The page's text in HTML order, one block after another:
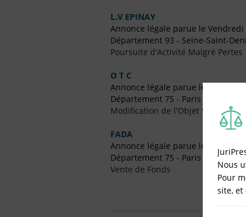
L.V EPINAY
Annonce légale parue le Vendredi
Département 93 - Seine-Saint-
Poursuite d'Activité Malgré Pertes
O T C
Annonce légale parue le Vendredi
Département 75 - Paris
Modification de l'Objet Social
FADA
Annonce légale parue le Vendredi
Département 75 - Paris
Vente de Fonds
Nous
Pour
site, et